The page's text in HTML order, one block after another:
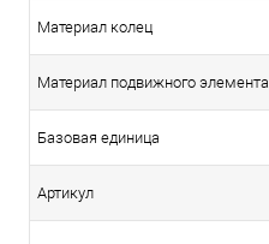
Материал колец
Материал подвижного элемента
Базовая единица
Артикул